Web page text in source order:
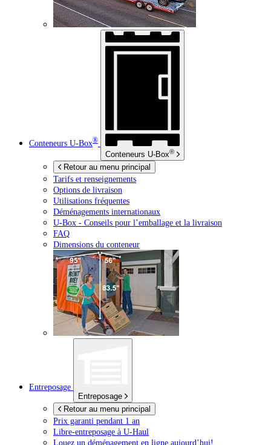
Conteneurs U-Box®
Conteneurs U-Box®
Retour au menu principal
Tarifs et renseignements
Options de livraison
Utilisations fréquentes
Déménagements internationaux
U-Box - Conseils pour l’emballage et la livraison
FAQ
Dimensions du conteneur
Entreposage
Entreposage
Retour au menu principal
Prix garanti pendant 1 an
Libre-entreposage à U-Haul
Louez un déménagement en ligne aujourd’hui!